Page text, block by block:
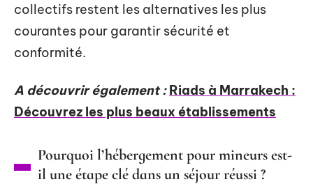
collectifs restent les alternatives les plus
courantes pour garantir sécurité et
conformité.
A découvrir également : Riads à Marrakech :
Découvrez les plus beaux établissements
Pourquoi l’hébergement pour mineurs est-
il une étape clé dans un séjour réussi ?